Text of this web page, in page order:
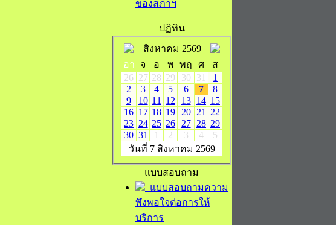
ของสภาฯ
ปฏิทิน
สิงหาคม 2569
อา
จ อ พ พฤ ศ
ส
26 27 28 29 30 31
1
2
3 4 5 6 7
8
9
10 11 12 13 14 15
16 17 18 19 20 21
22
23 24 25 26 27 28 29
30 31 1 2 3 4
5
วันที่ 7 สิงหาคม 2569
แบบสอบถาม
แบบสอบถามความ
พึงพอใจต่อการให้
บริการ